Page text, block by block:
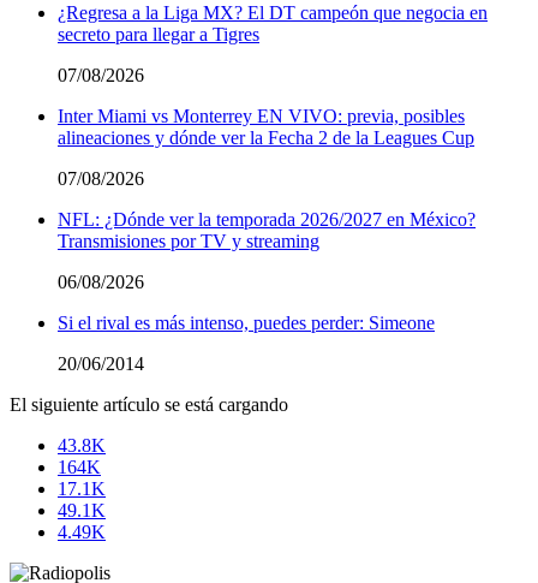
¿Regresa a la Liga MX? El DT campeón que negocia en
secreto para llegar a Tigres
07/08/2026
Inter Miami vs Monterrey EN VIVO: previa, posibles
alineaciones y dónde ver la Fecha 2 de la Leagues Cup
07/08/2026
NFL: ¿Dónde ver la temporada 2026/2027 en México?
Transmisiones por TV y streaming
06/08/2026
Si el rival es más intenso, puedes perder: Simeone
20/06/2014
El siguiente artículo se está cargando
43.8K
164K
17.1K
49.1K
4.49K